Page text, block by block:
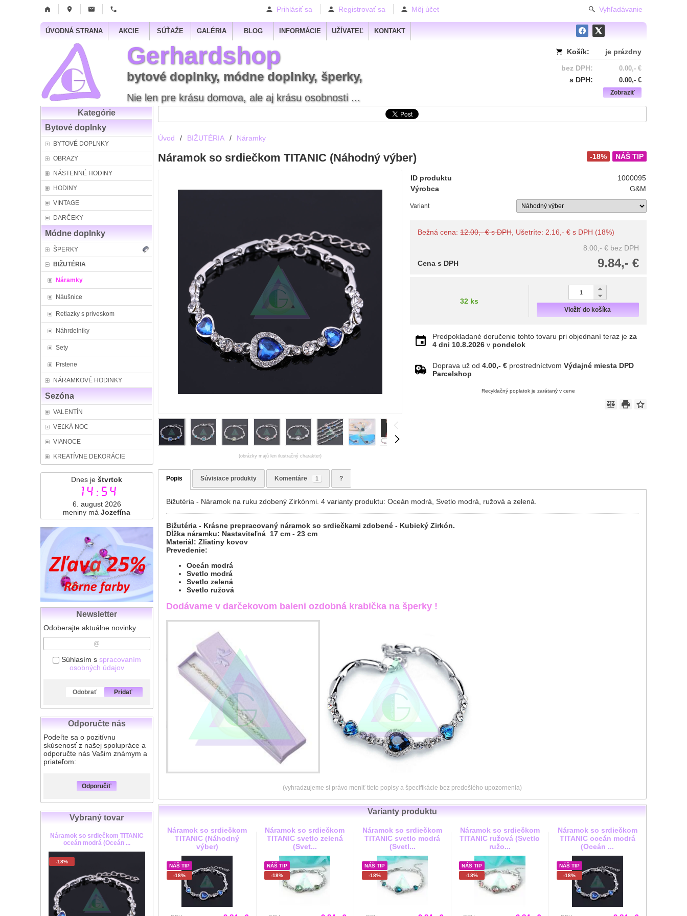
Prihlásiť sa Registrovať sa Môj účet Vyhľadávanie
ÚVODNÁ STRANA AKCIE SÚŤAŽE GALÉRIA BLOG INFORMÁCIE UŽÍVATEĽ KONTAKT
Košík:
je prázdny
bez DPH:
0.00,- €
s DPH: 0.00,- €
Zobraziť
Gerhardshop
bytové doplnky, módne doplnky, šperky,
Nie len pre krásu domova, ale aj krásu osobnosti ...
Kategórie
Bytové doplnky
BYTOVÉ DOPLNKY
OBRAZY
NÁSTENNÉ HODINY
HODINY
VINTAGE
DARČEKY
Módne doplnky
ŠPERKY
BIŽUTÉRIA
Náramky
Náušnice
Retiazky s príveskom
Náhrdelníky
Sety
Prstene
NÁRAMKOVÉ HODINKY
Sezóna
VALENTÍN
VEĽKÁ NOC
VIANOCE
KREATÍVNE DEKORÁCIE
Dnes ještvrtok
14:54
6. august 2026
meniny máJozefína
Newsletter
Odoberajte aktuálne novinky
Súhlasím s spracovaním
osobných údajov
Odobrať Pridať
Odporučte nás
Podeľte sa o pozitívnu
skúsenosť z našej spolupráce a
odporučte nás Vašim známym a
priateľom:
Odporučiť
Vybraný tovar
Náramok so srdiečkom TITANIC
oceán modrá (Oceán ...
-18%
Úvod / BIŽUTÉRIA / Náramky
NÁŠ TIP
-18%
Náramok so srdiečkom TITANIC (Náhodný výber)
(obrázky majú len ilustračný charakter)
ID produktu
1000095
Výrobca
G&M
Variant
Bežná cena:12.00,- € s DPH , Ušetríte: 2.16,- € s DPH (18%)
8.00,- € bez DPH
9.84,- €
Cena s DPH
32 ks
Vložiť do košíka
Predpokladané doručenie tohto tovaru pri objednaní teraz jeza
4 dni 10.8.2026 v pondelok
Doprava už od4.00,- € prostredníctvomVýdajné miesta DPD
Parcelshop
Recyklačný poplatok je zarátaný v cene
Popis Súvisiace produkty Komentáre 1 ?
Bižutéria - Náramok na ruku zdobený Zirkónmi. 4 varianty produktu: Oceán modrá, Svetlo modrá, ružová a zelená.
Bižutéria - Krásne prepracovaný náramok so srdiečkami zdobené - Kubický Zirkón.
Dĺžka náramku: Nastaviteľná 17 cm - 23 cm
Materiál: Zliatiny kovov
Prevedenie:
Oceán modrá
Svetlo modrá
Svetlo zelená
Svetlo ružová
Dodávame v darčekovom baleni ozdobná krabička na šperky !
(vyhradzujeme si právo meniť tieto popisy a špecifikácie bez predošlého upozornenia)
Varianty produktu
Náramok so srdiečkom
TITANIC (Náhodný
výber)
NÁŠ TIP
-18%
Náramok so srdiečkom
TITANIC svetlo zelená
(Svet...
NÁŠ TIP
-18%
Náramok so srdiečkom
TITANIC svetlo modrá
(Svetl...
NÁŠ TIP
-18%
Náramok so srdiečkom
TITANIC ružová (Svetlo
ružo...
NÁŠ TIP
-18%
Náramok so srdiečkom
TITANIC oceán modrá
(Oceán ...
NÁŠ TIP
-18%